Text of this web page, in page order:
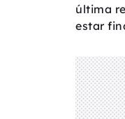
última
estar